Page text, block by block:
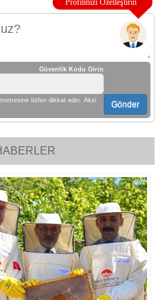
Güvenlik Kodu Girin
lütfen dikkat edin. Aksi
Gönder